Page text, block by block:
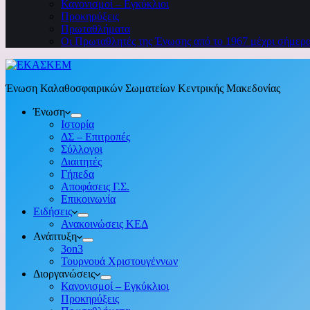
Κανονισμοί – Εγκύκλιοι
Προκηρύξεις
Πρωταθλήματα
Οι Πρωταθλητές της Ένωσης από το 1967 μέχρι
Ένωση Καλαθοσφαιρικών Σωματείων Κεντρικής Μακεδονίας
Ένωση
Ιστορία
ΔΣ – Επιτροπές
Σύλλογοι
Διαιτητές
Γήπεδα
Αποφάσεις Γ.Σ.
Επικοινωνία
Ειδήσεις
Ανακοινώσεις ΚΕΔ
Ανάπτυξη
3on3
Τουρνουά Χριστουγέννων
Διοργανώσεις
Κανονισμοί – Εγκύκλιοι
Προκηρύξεις